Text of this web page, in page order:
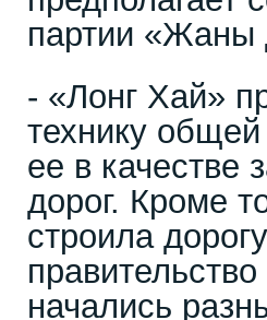
партии
- «Лонг Хай»
технику
ее в качестве
дорог. Кроме
строила
начались